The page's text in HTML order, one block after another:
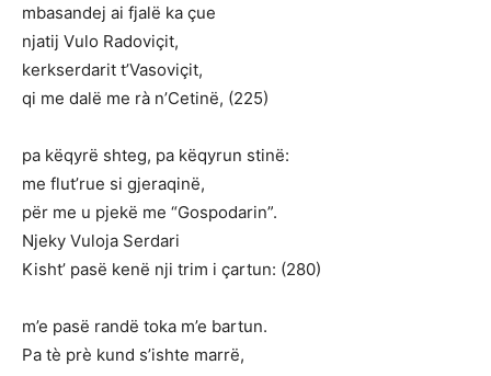
mbasandej ai fjalë ka çue
njatij Vulo Radoviçit,
kerkserdarit t’Vasoviçit,
qi me dalë me rà n’Cetinë, (225)
pa këqyrë shteg, pa këqyrun stinë:
me flut’rue si gjeraqinë,
për me u pjekë me “Gospodarin”.
Njeky Vuloja Serdari
Kisht’ pasë kenë nji trim i çartun: (280)
m’e pasë randë toka m’e bartun.
Pa tè prè kund s’ishte marrë,